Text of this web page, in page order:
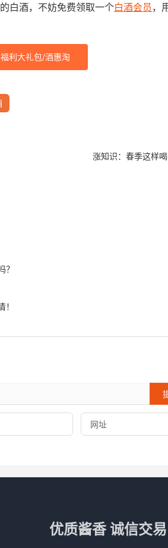
白酒，不妨免费领取一个白酒会员 ，
福利大礼包/酒惠淘
涨知识：春季这样喝
？
优质酱香 诚信交易